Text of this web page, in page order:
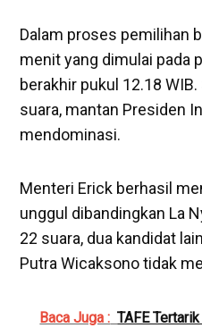
Dalam proses pemilihan
menit yang dimulai pada
berakhir pukul 12.18
suara, mantan Presiden
mendominasi.
Menteri Erick berhasil
unggul dibandingkan La
22 suara, dua kandidat
Putra Wicaksono tidak
Baca Juga : TAFE